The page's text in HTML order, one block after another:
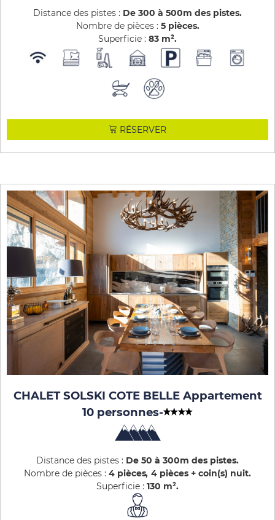
Distance des pistes : De 300 à 500m des pistes
Nombre de pièces : 5 pièces
Superficie : 83 m²
RÉSERVER
CHALET SOLSKI COTE BELLE Appartement
10 personnes-
Distance des pistes : De 50 à 300m des pistes
Nombre de pièces : 4 pièces 4 pièces + coin(s) nuit
Superficie : 130 m²